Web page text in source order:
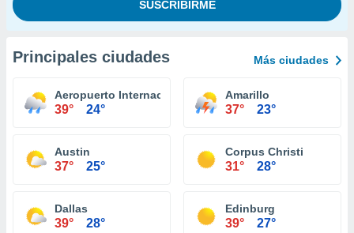
Principales ciudades Más ciudades
Aeropuerto Internacional El Paso
39° 24°
Amarillo
37° 23°
Austin
37° 25°
Corpus Christi
31° 28°
Dallas
39° 28°
Edinburg
39° 27°